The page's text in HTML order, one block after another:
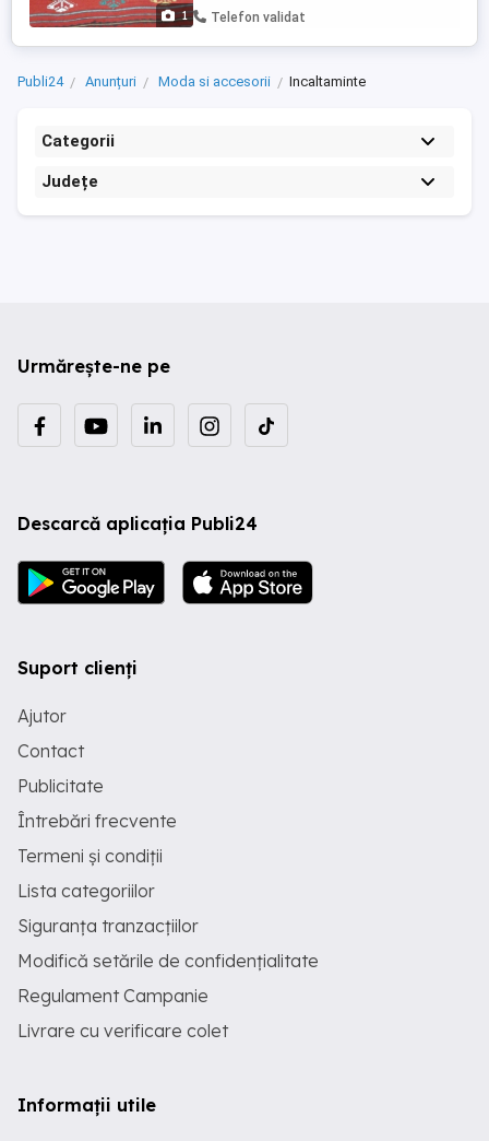
1 Telefon validat
Publi24 Anunțuri Moda si accesorii Incaltaminte
Categorii
Județe
Urmărește-ne pe
Descarcă aplicația Publi24
Suport clienți
Ajutor
Contact
Publicitate
Întrebări frecvente
Termeni și condiții
Lista categoriilor
Siguranța tranzacțiilor
Modifică setările de confidențialitate
Regulament Campanie
Livrare cu verificare colet
Informații utile